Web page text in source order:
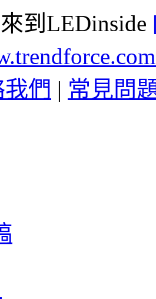
到LEDinside
們 | 常見問